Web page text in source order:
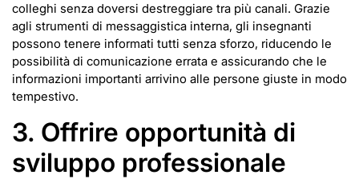
colleghi senza doversi destreggiare tra più canali. Grazie
agli strumenti di messaggistica interna, gli insegnanti
possono tenere informati tutti senza sforzo, riducendo le
possibilità di comunicazione errata e assicurando che le
informazioni importanti arrivino alle persone giuste in modo
tempestivo.
3. Offrire opportunità di
sviluppo professionale